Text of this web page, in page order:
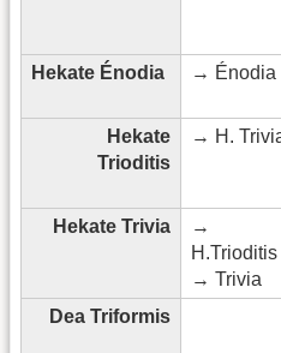
Hekate Énodia
→ Énodia
Hekate
Trioditis
→ H.
Hekate Trivia
→
H.Trioditis
→ Trivia
Dea Triformis